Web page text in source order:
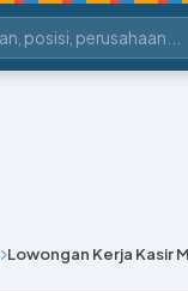
Lowongan Kerja Kasir